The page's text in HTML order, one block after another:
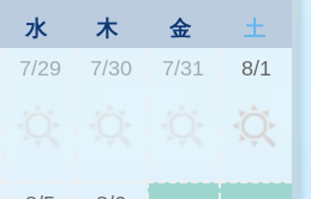
水 木 金
土
7/29 7/30 7/31 8/1